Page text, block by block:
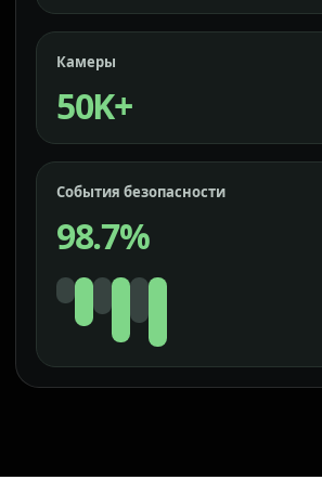
Камеры
50K+
События безопасности
98.7%